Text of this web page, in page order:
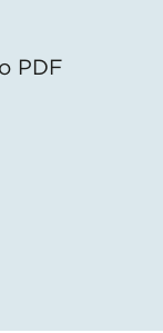
PDF